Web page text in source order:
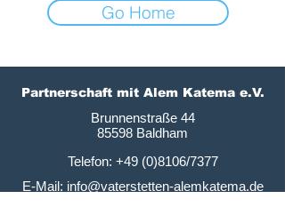
Go Home
Partnerschaft mit Alem Katema e.V.
Brunnenstraße 44
85598 Baldham
Telefon: +49 (0)8106/7377
E-Mail: info@vaterstetten-alemkatema.de